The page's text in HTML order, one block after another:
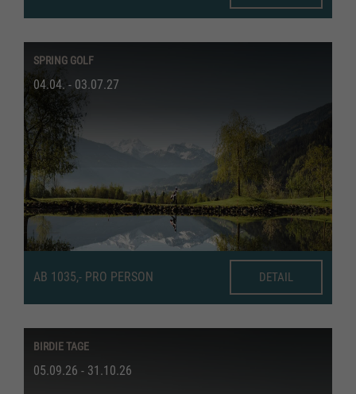
SPRING GOLF
04.04. - 03.07.27
AB 1035,- PRO PERSON DETAIL
BIRDIE TAGE
05.09.26 - 31.10.26